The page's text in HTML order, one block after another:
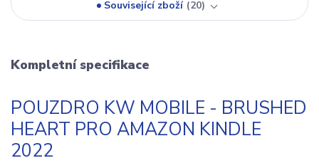
Související zboží 20
Kompletní specifikace
POUZDRO KW MOBILE - BRUSHED
HEART PRO AMAZON KINDLE
2022